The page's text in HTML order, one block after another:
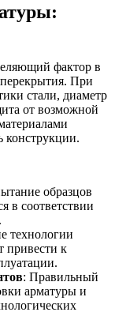
фактор в
При
стали, диаметр
от возможной
конструкции.
образцов
в соответствии
технологии
привести к
: Правильный
арматуры и